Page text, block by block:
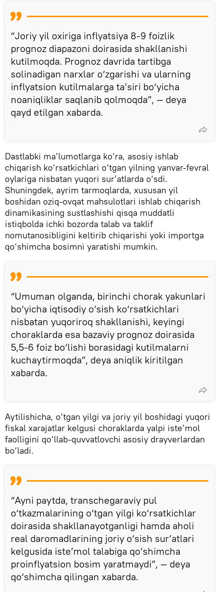
“Joriy yil oxiriga inflyatsiya 8-9 foizlik
prognoz diapazoni doirasida shakllanishi
kutilmoqda. Prognoz davrida tartibga
solinadigan narxlar o‘zgarishi va ularning
inflyatsion kutilmalarga ta’siri bo‘yicha
noaniqliklar saqlanib qolmoqda”, — deya
qayd etilgan xabarda.
Dastlabki ma’lumotlarga ko‘ra, asosiy ishlab
chiqarish ko‘rsatkichlari o‘tgan yilning yanvar-fevral
oylariga nisbatan yuqori sur’atlarda o‘sdi.
Shuningdek, ayrim tarmoqlarda, xususan yil
boshidan oziq-ovqat mahsulotlari ishlab chiqarish
dinamikasining sustlashishi qisqa muddatli
istiqbolda ichki bozorda talab va taklif
nomutanosibligini keltirib chiqarishi yoki importga
qo‘shimcha bosimni yaratishi mumkin.
“Umuman olganda, birinchi chorak yakunlari
bo‘yicha iqtisodiy o‘sish ko‘rsatkichlari
nisbatan yuqoriroq shakllanishi, keyingi
choraklarda esa bazaviy prognoz doirasida
5,5-6 foiz bo‘lishi borasidagi kutilmalarni
kuchaytirmoqda”, deya aniqlik kiritilgan
xabarda.
Aytilishicha, o‘tgan yilgi va joriy yil boshidagi yuqori
fiskal xarajatlar kelgusi choraklarda yalpi iste’mol
faolligini qo‘llab-quvvatlovchi asosiy drayverlardan
bo‘ladi.
“Ayni paytda, transchegaraviy pul
o‘tkazmalarining o‘tgan yilgi ko‘rsatkichlar
doirasida shakllanayotganligi hamda aholi
real daromadlarining joriy o‘sish sur’atlari
kelgusida iste’mol talabiga qo‘shimcha
proinflyatsion bosim yaratmaydi”, — deya
qo‘shimcha qilingan xabarda.